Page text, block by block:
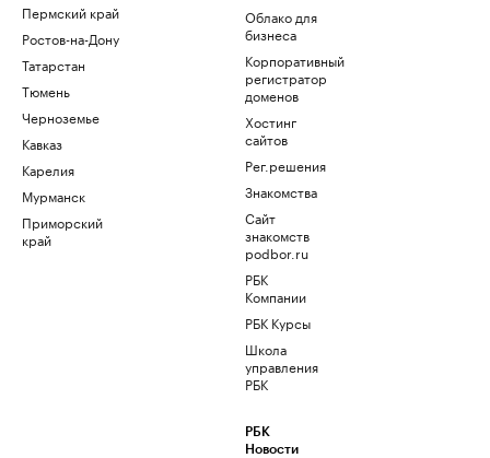
Пермский край
Ростов-на-Дону
Татарстан
Тюмень
Черноземье
Кавказ
Карелия
Мурманск
Приморский
край
Облако для
бизнеса
Корпоративный
регистратор
доменов
Хостинг
сайтов
Рег.решения
Знакомства
Сайт
знакомств
podbor.ru
РБК
Компании
РБК Курсы
Школа
управления
РБК
РБК
Новости